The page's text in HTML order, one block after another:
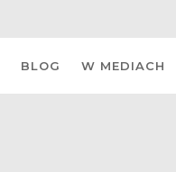
BLOG W MEDIACH